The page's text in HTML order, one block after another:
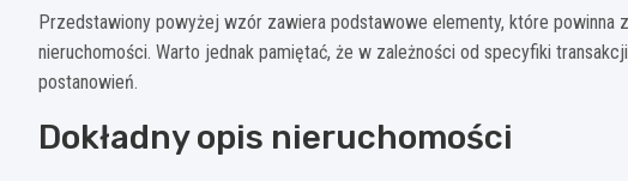
Przedstawiony powyżej wzór zawiera podstawowe elementy, które powinna
nieruchomości. Warto jednak pamiętać, że w zależności od specyfiki
postanowień.
Dokładny opis nieruchomości